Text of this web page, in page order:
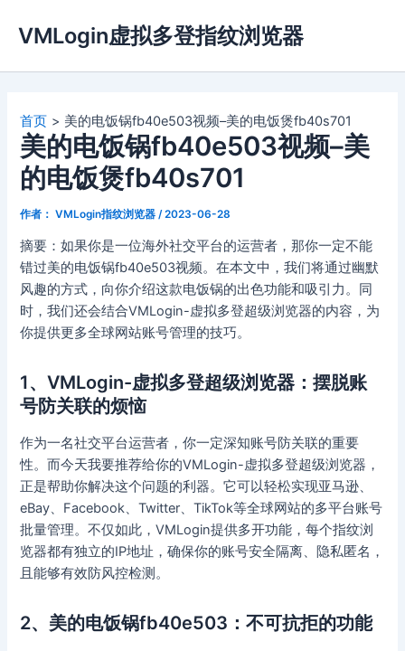
容
VMLogin虚拟多登指纹浏览器
首页 美的电饭锅fb40e503视频–美的电饭煲fb40s701
美的电饭锅fb40e503视频–美
的电饭煲fb40s701
作者： VMLogin指纹浏览器 /2023-06-28
摘要：如果你是一位海外社交平台的运营者，那你一定不能
错过美的电饭锅fb40e503视频。在本文中，我们将通过幽默
风趣的方式，向你介绍这款电饭锅的出色功能和吸引力。同
时，我们还会结合VMLogin-虚拟多登超级浏览器的内容，为
你提供更多全球网站账号管理的技巧。
1、VMLogin-虚拟多登超级浏览器：摆脱账
号防关联的烦恼
作为一名社交平台运营者，你一定深知账号防关联的重要
性。而今天我要推荐给你的VMLogin-虚拟多登超级浏览器，
正是帮助你解决这个问题的利器。它可以轻松实现亚马逊、
eBay、Facebook、Twitter、TikTok等全球网站的多平台账号
批量管理。不仅如此，VMLogin提供多开功能，每个指纹浏
览器都有独立的IP地址，确保你的账号安全隔离、隐私匿名，
且能够有效防风控检测。
2、美的电饭锅fb40e503：不可抗拒的功能